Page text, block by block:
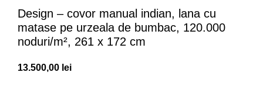
Design – covor manual indian, lana cu
matase pe urzeala de bumbac, 120.000
noduri/m², 261 x 172 cm
13.500,00 lei